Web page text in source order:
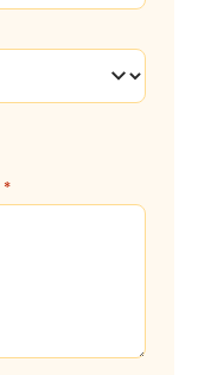
*